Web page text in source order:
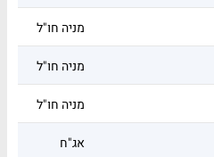
מניה חו"ל
מניה חו"ל
מניה חו"ל
אג"ח